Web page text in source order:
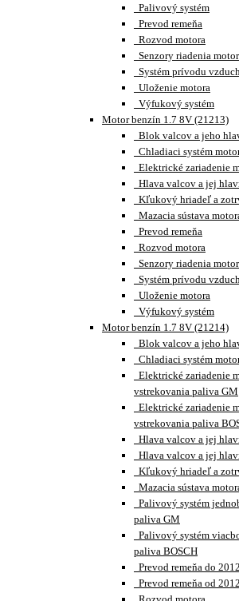
Palivový systém
Prevod remeňa
Rozvod motora
Senzory riadenia
Systém prívodu
Uloženie motora
Výfukový systém
Motor benzín 1.7 8V (21213)
Blok valcov a jeho
Chladiaci systém
Elektrické zariadenie
Hlava valcov a jej
Kľukový hriadeľ a
Mazacia sústava
Prevod remeňa
Rozvod motora
Senzory riadenia
Systém prívodu
Uloženie motora
Výfukový systém
Motor benzín 1.7 8V (21214)
Blok valcov a jeho
Chladiaci systém
Elektrické zariadenie
vstrekovania paliva GM
Elektrické zariadenie
vstrekovania paliva
Hlava valcov a jej
Hlava valcov a jej
Kľukový hriadeľ a
Mazacia sústava
Palivový systém
paliva GM
Palivový systém
paliva BOSCH
Prevod remeňa do 2012
Prevod remeňa od 2012